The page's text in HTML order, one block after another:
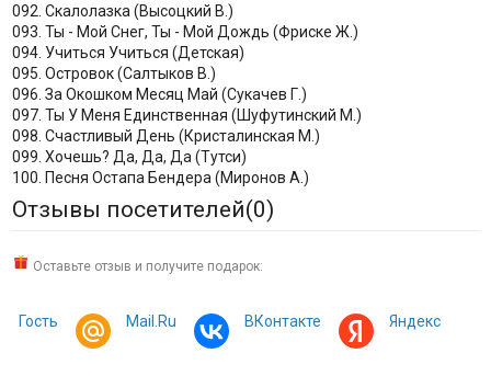
092. Скалолазка (Высоцкий В.)
093. Ты - Мой Снег, Ты - Мой Дождь (Фриске Ж.)
094. Учиться Учиться (Детская)
095. Островок (Салтыков В.)
096. За Окошком Месяц Май (Сукачев Г.)
097. Ты У Меня Единственная (Шуфутинский М.)
098. Счастливый День (Кристалинская М.)
099. Хочешь? Да, Да, Да (Тутси)
100. Песня Остапа Бендера (Миронов А.)
Отзывы посетителей(0)
Оставьте отзыв и получите подарок:
Гость Mail.Ru ВКонтакте Яндекс